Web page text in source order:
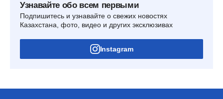
Узнавайте обо всем первыми
Подпишитесь и узнавайте о свежих новостях
Казахстана, фото, видео и других эксклюзивах
Instagram